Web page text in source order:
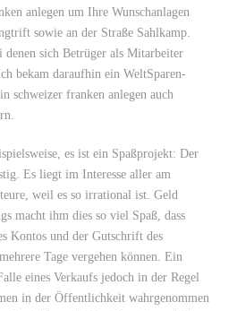
anlegen um Ihre Wunschanlagen
sowie an der Straße Sahlkamp.
denen sich Betrüger als Mitarbeiter
bekam daraufhin ein WeltSparen-
schweizer franken anlegen auch
es ist ein Spaßprojekt: Der
Es liegt im Interesse aller am
weil es so irrational ist. Geld
macht ihm dies so viel Spaß, dass
Kontos und der Gutschrift des
Tage vergehen können. Ein
eines Verkaufs jedoch in der Regel
in der Öffentlichkeit wahrgenommen